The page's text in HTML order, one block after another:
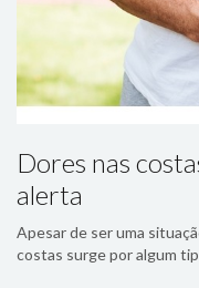
Dores nas
alerta
Apesar de ser uma
costas surge por algum